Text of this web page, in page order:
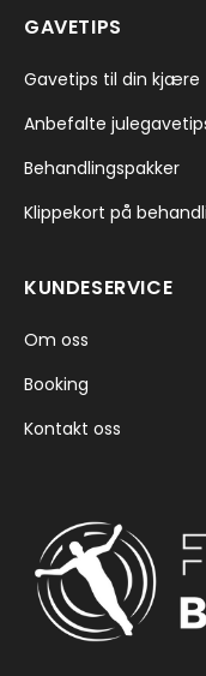
GAVETIPS
Gavetips til din kjære
Anbefalte
Behandlingspakker
Klippekort på
KUNDESERVICE
Om oss
Booking
Kontakt oss